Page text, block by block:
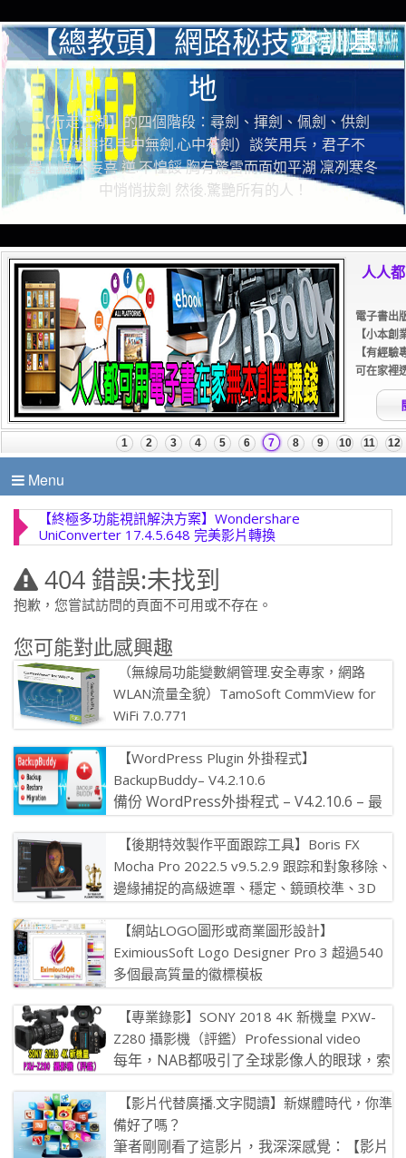
【總教頭】網路秘技密訓基
地
【行走江湖】的四個階段：尋劍、揮劍、佩劍、供劍
（江湖無招.手中無劍.心中有劍）談笑用兵，君子不
器！順.不妄喜 逆.不惶餒 胸有驚雷而面如平湖 凜冽寒冬
中悄悄拔劍 然後.驚艷所有的人！
Menu
【終極多功能視訊解決方案】Wondershare
UniConverter 17.4.5.648 完美影片轉換
404 錯誤:未找到
抱歉，您嘗試訪問的頁面不可用或不存在。
您可能對此感興趣
（無線局功能變數網管理.安全專家，網路
WLAN流量全貌）TamoSoft CommView for
WiFi 7.0.771
WLAN流量全貌）TamoSoft CommView for WiFi […]
【WordPress Plugin 外掛程式】
BackupBuddy– V4.2.10.6
備份 WordPress外掛程式 – V4.2.10.6 – 最
【後期特效製作平面跟踪工具】Boris FX
Mocha Pro 2022.5 v9.5.2.9 跟踪和對象移除、
邊緣捕捉的高級遮罩、穩定、鏡頭校準、3D
Mocha 是世界上最受認可和最強大的視覺特效和後期製作
平面跟踪工具。 Mocha Pro 具有 GPU 加速 […]
【網站LOGO圖形或商業圖形設計】
EximiousSoft Logo Designer Pro 3 超過540
多個最高質量的徽標模板
EximiousSoft Logo Designer Pro 3 程式可說明 […]
【專業錄影】SONY 2018 4K 新機皇 PXW-
Z280 攝影機（評鑑）Professional video
每年，NAB都吸引了全球影像人的眼球，索
大法」在2018年的NAB讓很 […]【影片代替廣播.文字閱讀】新媒體時代，你準
備好了嗎？
筆者剛剛看了這影片，我深深感覺：【影片